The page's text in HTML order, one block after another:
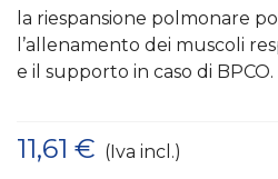
la riespansione polmonare
l’allenamento dei muscoli
e il supporto in caso di BPCO.
11,61 € (Iva incl.)